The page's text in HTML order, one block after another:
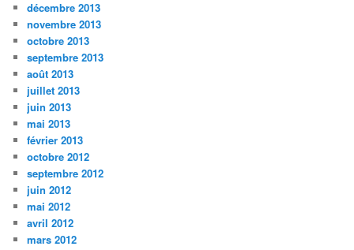
décembre 2013
novembre 2013
octobre 2013
septembre 2013
août 2013
juillet 2013
juin 2013
mai 2013
février 2013
octobre 2012
septembre 2012
juin 2012
mai 2012
avril 2012
mars 2012